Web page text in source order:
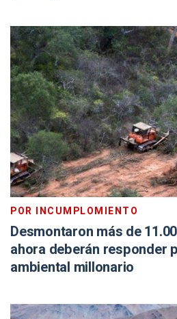
POR INCUMPLOMIENTO
Desmontaron más de
ahora deberán responder
ambiental millonario